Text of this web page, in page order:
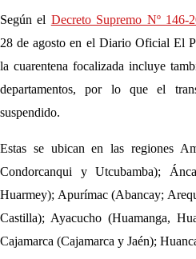
Según el Decreto Supremo Nº 146-
28 de agosto en el Diario Oficial El
la cuarentena focalizada incluye
departamentos, por lo que el
suspendido.
Estas se ubican en las regiones
Condorcanqui y Utcubamba);
Huarmey); Apurímac (Abancay;
Castilla); Ayacucho (Huamanga,
Cajamarca (Cajamarca y Jaén);